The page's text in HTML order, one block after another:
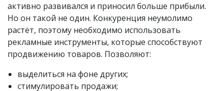
активно развивался и приносил больше прибыли.
Но он такой не один. Конкуренция неумолимо
растёт, поэтому необходимо использовать
рекламные инструменты, которые способствуют
продвижению товаров. Позволяют:
выделиться на фоне других;
стимулировать продажи;